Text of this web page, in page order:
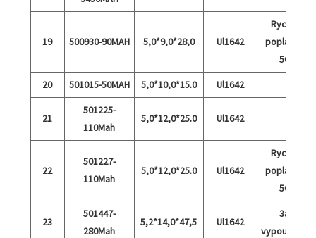
19 500930-90MAH 5,0*9,0*28,0 Ul1642
Rychlý
poplatek
5C
20
501015-50MAH 5,0*10,0*15.0 Ul1642
21
501225-
110Mah
5,0*12,0*25.0 Ul1642
22
501227-
110Mah
5,0*12,0*25.0 Ul1642
Rychlý
poplatek
5C
23
501447-
280Mah
5,2*14,0*47,5 Ul1642
3a
vypouštění